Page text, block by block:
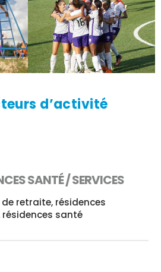
d’activité
SANTÉ / SERVICES
retraite, résidences
résidences santé